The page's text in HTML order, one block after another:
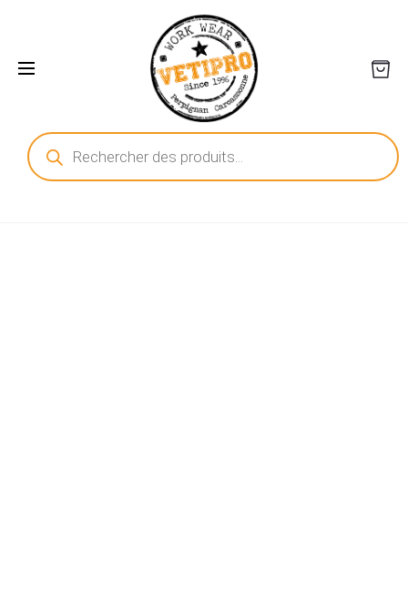
Recherche
de
produits